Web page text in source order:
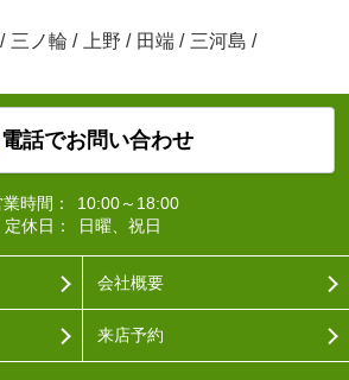
/ 三ノ輪 / 上野 / 田端 / 三河島 /
電話でお問い合わせ
時間：
10:00～18:00
定休日：
日曜、祝日
会社概要
来店予約